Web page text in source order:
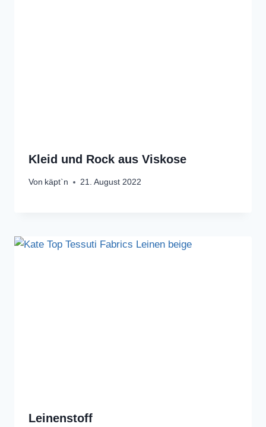
Kleid und Rock aus Viskose
Von käpt`n 21. August 2022
Leinenstoff